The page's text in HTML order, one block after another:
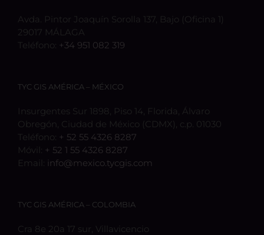
Avda. Pintor Joaquín Sorolla 137, Bajo (Oficina 1)
29017 MÁLAGA
Teléfono: +34 951 082 319
TYC GIS AMÉRICA – MÉXICO
Insurgentes Sur 1898, Piso 14, Florida, Álvaro
Obregón, Ciudad de México (CDMX), c.p. 01030
Teléfono: + 52 55 4326 8287
Móvil: + 52 1 55 4326 8287
Email: info@mexico.tycgis.com
TYC GIS AMÉRICA – COLOMBIA
Cra 8e 20a 17 sur, Villavicencio